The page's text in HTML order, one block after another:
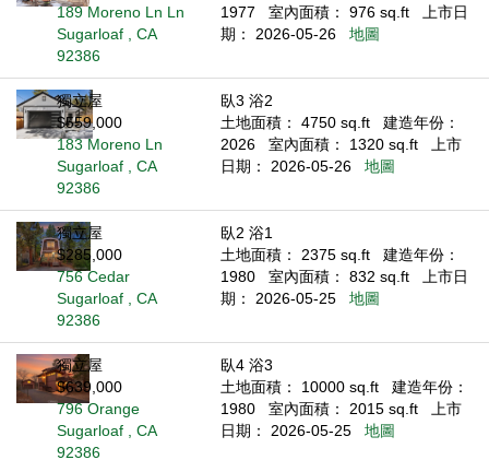
189 Moreno Ln Ln
Sugarloaf , CA
92386
1977
室內面積： 976 sq.ft
上市日
期： 2026-05-26
地圖
獨立屋
$559,000
183 Moreno Ln
Sugarloaf , CA
92386
臥3 浴2
土地面積： 4750 sq.ft
建造年份：
2026
室內面積： 1320 sq.ft
上市
日期： 2026-05-26
地圖
獨立屋
$285,000
756 Cedar
Sugarloaf , CA
92386
臥2 浴1
土地面積： 2375 sq.ft
建造年份：
1980
室內面積： 832 sq.ft
上市日
期： 2026-05-25
地圖
獨立屋
$639,000
796 Orange
Sugarloaf , CA
92386
臥4 浴3
土地面積： 10000 sq.ft
建造年份：
1980
室內面積： 2015 sq.ft
上市
日期： 2026-05-25
地圖